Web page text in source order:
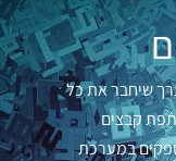
שיחבר את כל
קבצים
במערכת